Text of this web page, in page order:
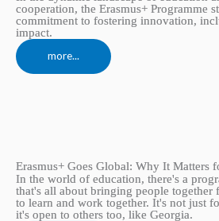
cooperation, the Erasmus+ Programme
commitment to fostering innovation,
impact.
more...
Erasmus+ Goes Global: Why It Matters
In the world of education, there's a
that's all about bringing people together
to learn and work together. It's not just
it's open to others too, like Georgia.